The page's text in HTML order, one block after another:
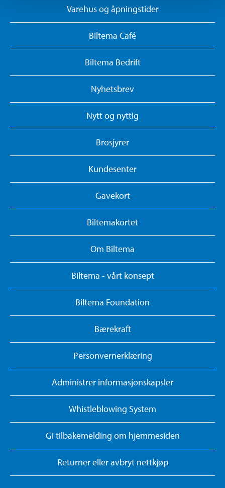
Varehus og åpningstider
Biltema Café
Biltema Bedrift
Nyhetsbrev
Nytt og nyttig
Brosjyrer
Kundesenter
Gavekort
Biltemakortet
Om Biltema
Biltema - vårt konsept
Biltema Foundation
Bærekraft
Personvernerklæring
Administrer informasjonskapsler
Whistleblowing System
Gi tilbakemelding om hjemmesiden
Returner eller avbryt nettkjøp